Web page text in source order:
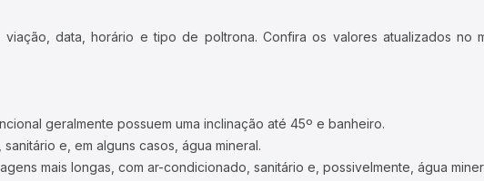
data, horário e tipo de poltrona. Confira os valores atualizados no
geralmente possuem uma inclinação até 45º e banheiro.
e, em alguns casos, água mineral.
mais longas, com ar-condicionado, sanitário e, possivelmente, água